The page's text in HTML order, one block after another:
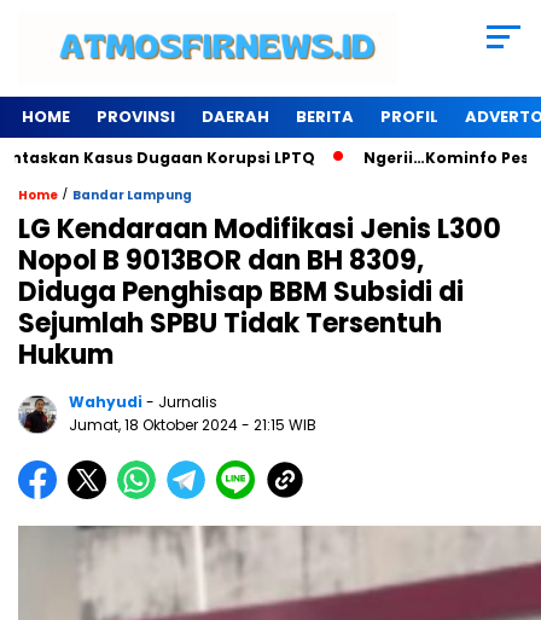
HOME PROVINSI DAERAH BERITA PROFIL
Kasus Dugaan Korupsi LPTQ Ngerii…Kominfo
Home / Bandar Lampung
LG Kendaraan Modifikasi Jenis L300
Nopol B 9013BOR dan BH 8309,
Diduga Penghisap BBM Subsidi di
Sejumlah SPBU Tidak Tersentuh
Hukum
Wahyudi- Jurnalis
Jumat, 18 Oktober 2024- 21:15 WIB